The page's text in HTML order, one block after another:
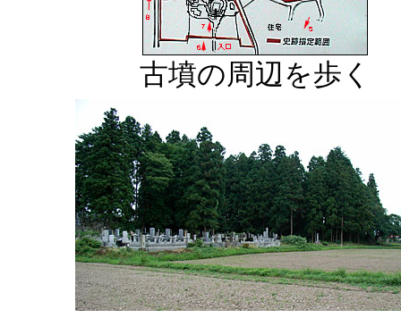
古墳の周辺を歩く